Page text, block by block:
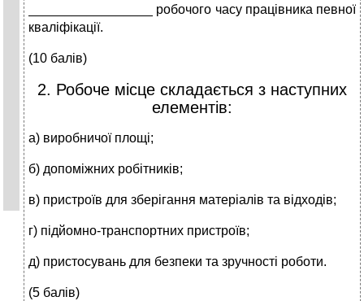
_________________ робочого часу працівника певної
кваліфікації.
(10 балів)
2. Робоче місце складається з наступних
елементів:
а) виробничої площі;
б) допоміжних робітників;
в) пристроїв для зберігання матеріалів та відходів;
г) підйомно-транспортних пристроїв;
д) пристосувань для безпеки та зручності роботи.
(5 балів)